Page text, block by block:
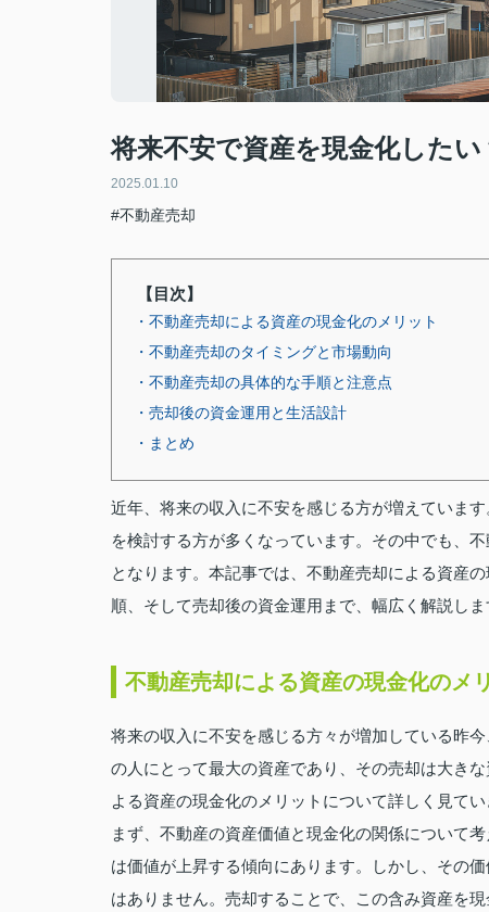
将来不安で資産を現金化した
2025.01.10
#不動産売却
【目次】
・不動産売却による資産の現金化のメリット
・不動産売却のタイミングと市場動向
・不動産売却の具体的な手順と注意点
・売却後の資金運用と生活設計
・まとめ
近年、将来の収入に不安を感じる方が増えていま
を検討する方が多くなっています。その中でも、
となります。本記事では、不動産売却による資産
順、そして売却後の資金運用まで、幅広く解説しま
不動産売却による資産の現金化のメ
将来の収入に不安を感じる方々が増加している昨
の人にとって最大の資産であり、その売却は大き
よる資産の現金化のメリットについて詳しく見てい
まず、不動産の資産価値と現金化の関係について
は価値が上昇する傾向にあります。しかし、その
はありません。売却することで、この含み資産を